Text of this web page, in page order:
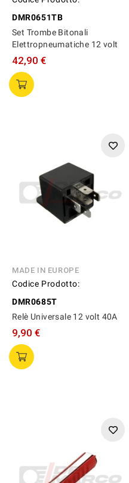
DMR0651TB
Set Trombe Bitonali
Elettropneumatiche 12 volt
42,90 €
MADE IN EUROPE
Codice Prodotto:
DMR0685T
Relè Universale 12 volt 40A
9,90 €